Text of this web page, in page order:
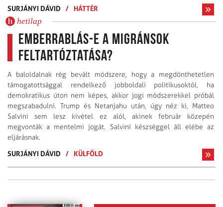
SURJÁNYI DÁVID / HÁTTÉR
hetilap
Emberrablás-e a migránsok
feltartóztatása?
A baloldalnak rég bevált módszere, hogy a megdönthetetlen
támogatottsággal rendelkező jobboldali politikusoktól, ha
demokratikus úton nem képes, akkor jogi módszerekkel próbál
megszabadulni. Trump és Netanjahu után, úgy néz ki, Matteo
Salvini sem lesz kivétel ez alól, akinek február közepén
megvonták a mentelmi jogát. Salvini készséggel áll elébe az
eljárásnak.
SURJÁNYI DÁVID
/ KÜLFÖLD